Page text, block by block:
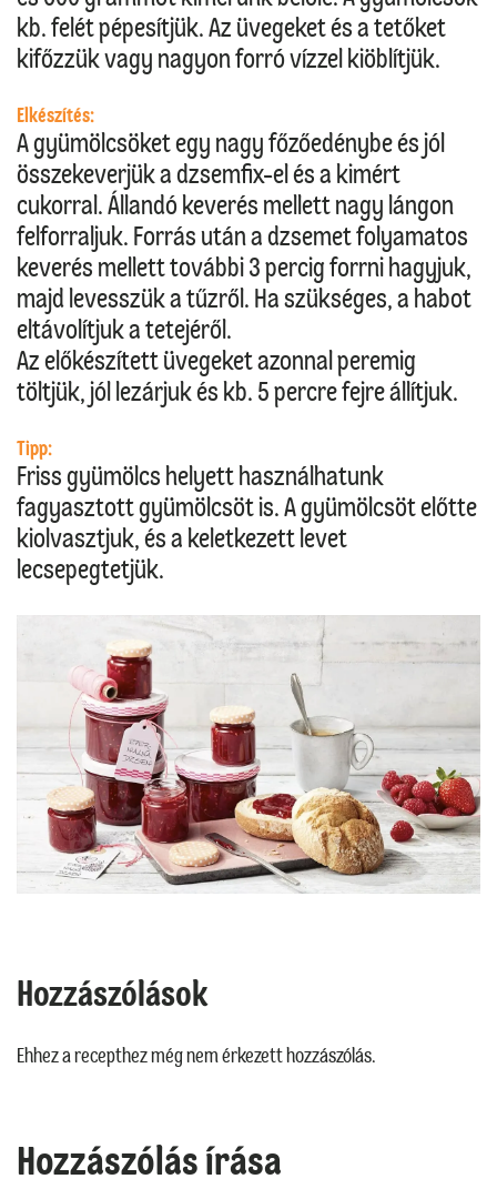
kb. felét pépesítjük. Az üvegeket és a tetőket
kifőzzük vagy nagyon forró vízzel kiöblítjük.
Elkészítés:
A gyümölcsöket egy nagy főzőedénybe és jól
összekeverjük a dzsemfix-el és a kimért
cukorral. Állandó keverés mellett nagy lángon
felforraljuk. Forrás után a dzsemet folyamatos
keverés mellett további 3 percig forrni hagyjuk,
majd levesszük a tűzről. Ha szükséges, a habot
eltávolítjuk a tetejéről.
Az előkészített üvegeket azonnal peremig
töltjük, jól lezárjuk és kb. 5 percre fejre állítjuk.
Tipp:
Friss gyümölcs helyett használhatunk
fagyasztott gyümölcsöt is. A gyümölcsöt előtte
kiolvasztjuk, és a keletkezett levet
lecsepegtetjük.
Hozzászólások
Ehhez a recepthez még nem érkezett hozzászólás.
Hozzászólás írása